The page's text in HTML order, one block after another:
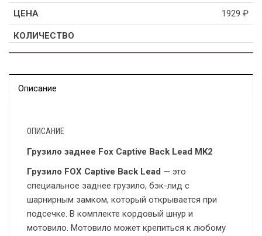
1929 ₽
Описание
ОПИСАНИЕ
Грузило заднее Fox Captive Back Lead MK2
Грузило FOX Captive Back Lead — это
специальное заднее грузило, бэк-лид с
шарнирным замком, который открывается при
подсечке. В комплекте кордовый шнур и
мотовило. Мотовило может крепиться к любому